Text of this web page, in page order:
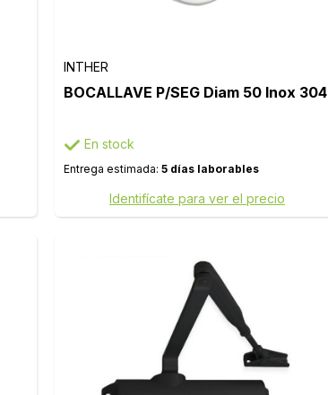
INTHER
BOCALLAVE P/SEG Diam 50 Inox 304
En stock
Entrega estimada: 5 días laborables
Identifícate para ver el precio